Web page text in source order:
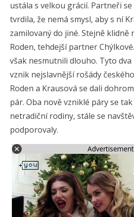
ustála s velkou grácií. Partneři
tvrdila, že nemá smysl, aby s ní
zamilovaný do jiné. Stejně klidně
Roden, tehdejší partner
však nesmutnili dlouho. Tyto
vznik nejslavnější rošády
Roden a Krausová se dali
pár. Oba nově vzniklé páry se
netradiční rodiny, stále se
podporovaly.
Advertisement